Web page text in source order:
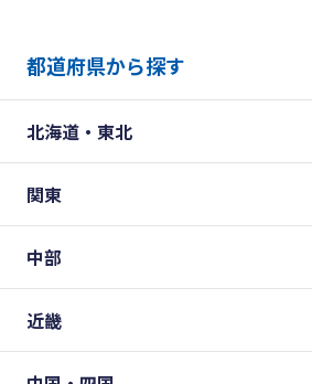
都道府県から探す
北海道・東北
関東
中部
近畿